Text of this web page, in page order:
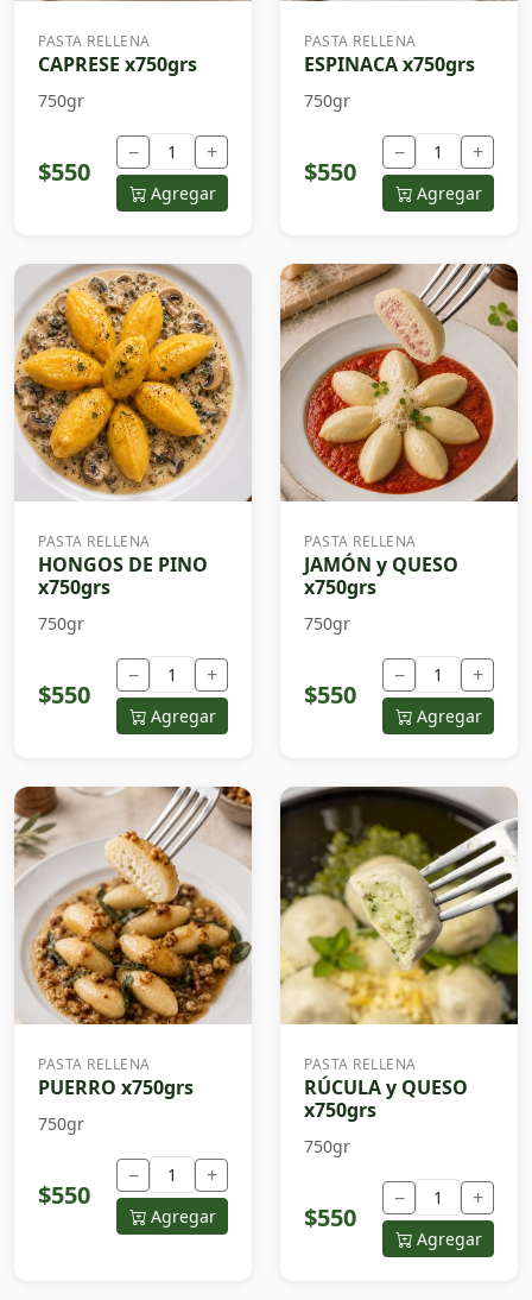
PASTA RELLENA
CAPRESE x750grs
750gr
$550
− +
Agregar
PASTA RELLENA
ESPINACA x750grs
750gr
$550
− +
Agregar
PASTA RELLENA
HONGOS DE PINO
x750grs
750gr
$550
− +
Agregar
PASTA RELLENA
JAMÓN y QUESO
x750grs
750gr
$550
− +
Agregar
PASTA RELLENA
PUERRO x750grs
750gr
$550
− +
Agregar
PASTA RELLENA
RÚCULA y QUESO
x750grs
750gr
$550
− +
Agregar